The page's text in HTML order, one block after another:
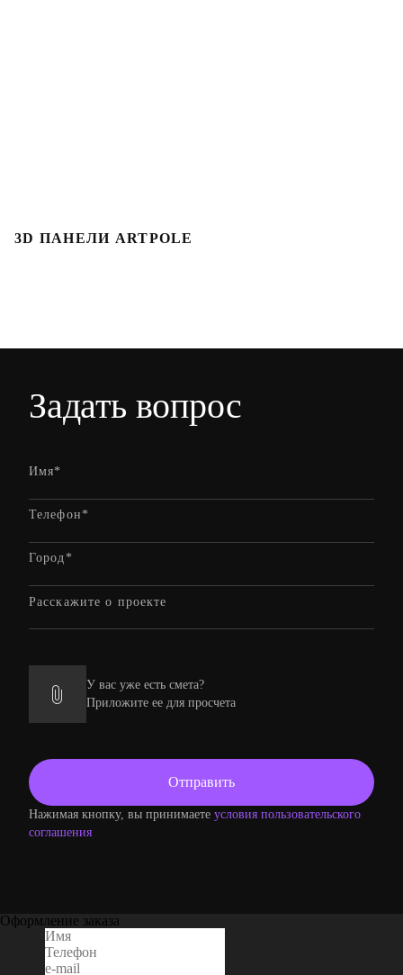
3D ПАНЕЛИ ARTPOLE
Задать вопрос
У вас уже есть смета?
Приложите ее для просчета
Нажимая кнопку, вы принимаете условия пользовательского
соглашения
Оформление заказа